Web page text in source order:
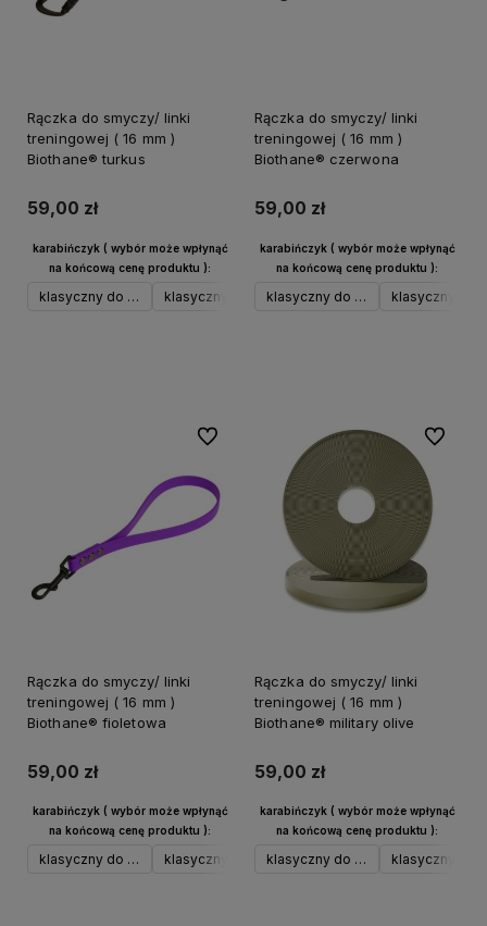
Rączka do smyczy/ linki
treningowej ( 16 mm )
Biothane® turkus
59,00 zł
karabińczyk ( wybór może wpłynąć
na końcową cenę produktu ):
klasyczny do 17 kg srebrnyklasyczny do 17 kg czarnyklasyczny do 17 kg neoklasyczny
Rączka do smyczy/ linki
treningowej ( 16 mm )
Biothane® czerwona
59,00 zł
karabińczyk ( wybór może wpłynąć
na końcową cenę produktu ):
klasyczny do 17 kg srebrny
klasyczny do
Rączka do smyczy/ linki
treningowej ( 16 mm )
Biothane® fioletowa
59,00 zł
karabińczyk ( wybór może wpłynąć
na końcową cenę produktu ):
klasyczny do 17 kg srebrnyklasyczny do 17 kg czarnyklasyczny do 17 kg neoklasyczny
Do ulubionych
Rączka do smyczy/ linki
treningowej ( 16 mm )
Biothane® military olive
59,00 zł
karabińczyk ( wybór może wpłynąć
na końcową cenę produktu ):
klasyczny do 17 kg srebrny
klasyczny do
Do